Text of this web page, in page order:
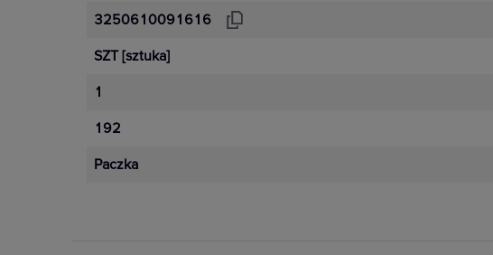
3250610091616
SZT [sztuka]
1
192
Paczka